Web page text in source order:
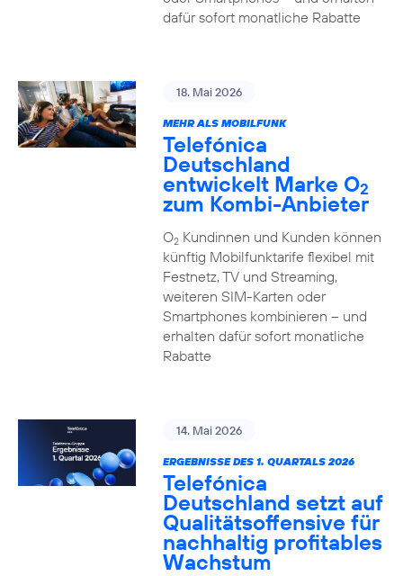
dafür sofort monatliche Rabatte
18. Mai 2026
MEHR ALS MOBILFUNK
Telefónica
Deutschland
entwickelt Marke O2
zum Kombi-Anbieter
O2Kundinnen und Kunden können
künftig Mobilfunktarife flexibel mit
Festnetz, TV und Streaming,
weiteren SIM-Karten oder
Smartphones kombinieren – und
erhalten dafür sofort monatliche
Rabatte
14. Mai 2026
ERGEBNISSE DES 1. QUARTALS 2026
Telefónica
Deutschland setzt auf
Qualitätsoffensive für
nachhaltig profitables
Wachstum